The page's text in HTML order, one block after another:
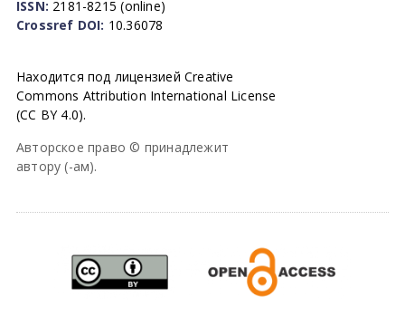
ISSN: 2181-8215 (online)
Crossref DOI: 10.36078
Находится под лицензией Creative
Commons Attribution International License
(CC BY 4.0).
Авторское право © принадлежит
автору (-ам).